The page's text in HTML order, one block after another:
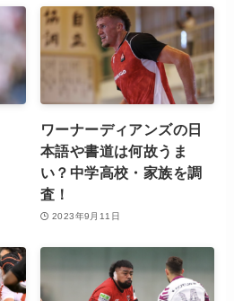
ワーナーディアンズの日
本語や書道は何故うま
い？中学高校・家族を調
査！
2023年9月11日